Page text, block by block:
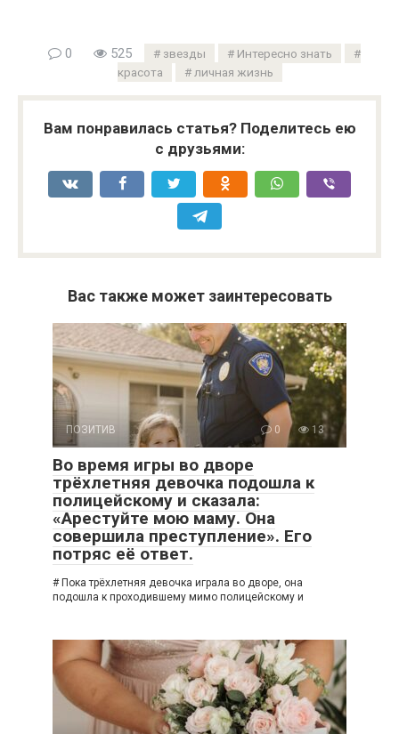
0 525 звезды
Интересно знать
красота
личная жизнь
Вам понравилась статья? Поделитесь ею
с друзьями:
Вас также может заинтересовать
ПОЗИТИВ 0 13
Во время игры во дворе
трёхлетняя девочка подошла к
полицейскому и сказала:
«Арестуйте мою маму. Она
совершила преступление». Его
потряс её ответ.
# Пока трёхлетняя девочка играла во дворе, она
подошла к проходившему мимо полицейскому и